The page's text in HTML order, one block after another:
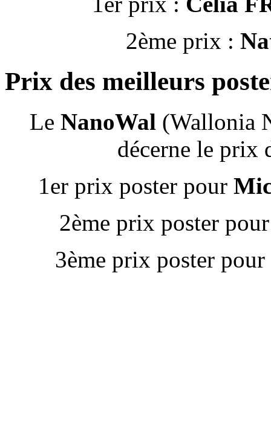
2ème prix :
Prix des meilleurs
Le NanoWal (Wallonia
décerne le prix
1er prix poster pour
2ème prix poster
3ème prix poster pour